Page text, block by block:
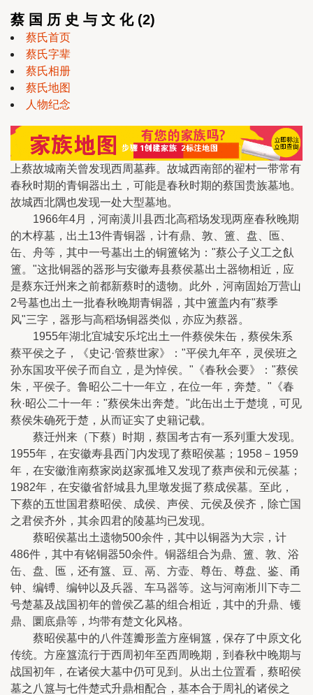
蔡 国 历 史 与 文 化 (2)
蔡氏首页
蔡氏字辈
蔡氏相册
蔡氏地图
人物纪念
上蔡故城南关曾发现西周墓葬。故城西南部的翟村一带常有
春秋时期的青铜器出土，可能是春秋时期的蔡国贵族墓地。
故城西北隅也发现一处大型墓地。
1966年4月，河南潢川县西北高稻场发现两座春秋晚期
的木椁墓，出土13件青铜器，计有鼎、敦、簠、盘、匜、
缶、舟等，其中一号墓出土的铜簠铭为："蔡公子义工之飤
簠。"这批铜器的器形与安徽寿县蔡侯墓出土器物相近，应
是蔡东迁州来之前都新蔡时的遗物。此外，河南固始万营山
2号墓也出土一批春秋晚期青铜器，其中簠盖内有"蔡季
风"三字，器形与高稻场铜器类似，亦应为蔡器。
1955年湖北宜城安乐坨出土一件蔡侯朱缶，蔡侯朱系
蔡平侯之子，《史记·管蔡世家》："平侯九年卒，灵侯班之
孙东国攻平侯子而自立，是为悼侯。"《春秋会要》："蔡侯
朱，平侯子。鲁昭公二十一年立，在位一年，奔楚。"《春
秋·昭公二十一年："蔡侯朱出奔楚。"此缶出土于楚境，可见
蔡侯朱确死于楚，从而证实了史籍记载。
蔡迁州来（下蔡）时期，蔡国考古有一系列重大发现。
1955年，在安徽寿县西门内发现了蔡昭侯墓；1958－1959
年，在安徽淮南蔡家岗赵家孤堆又发现了蔡声侯和元侯墓；
1982年，在安徽省舒城县九里墩发掘了蔡成侯墓。至此，
下蔡的五世国君蔡昭侯、成侯、声侯、元侯及侯齐，除亡国
之君侯齐外，其余四君的陵墓均已发现。
蔡昭侯墓出土遗物500余件，其中以铜器为大宗，计
486件，其中有铭铜器50余件。铜器组合为鼎、簠、敦、浴
缶、盘、匜，还有簋、豆、鬲、方壶、尊缶、尊盘、鉴、甬
钟、编镈、编钟以及兵器、车马器等。这与河南淅川下寺二
号楚墓及战国初年的曾侯乙墓的组合相近，其中的升鼎、镬
鼎、圜底鼎等，均带有楚文化风格。
蔡昭侯墓中的八件莲瓣形盖方座铜簋，保存了中原文化
传统。方座簋流行于西周初年至西周晚期，到春秋中晚期与
战国初年，在诸侯大墓中仍可见到。从出土位置看，蔡昭侯
墓之八簋与七件楚式升鼎相配合，基本合于周礼的诸侯之